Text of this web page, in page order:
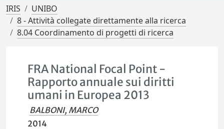
IRIS
UNIBO
8 - Attività collegate direttamente alla ricerca
8.04 Coordinamento di progetti di ricerca
FRA National Focal Point -
Rapporto annuale sui diritti
umani in Europea 2013
BALBONI, MARCO
2014